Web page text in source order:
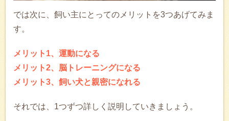
では次に、飼い主にとってのメリットを3つあげてみま
す。
メリット1、運動になる
メリット2、脳トレーニングになる
メリット3、飼い犬と親密になれる
それでは、1つずつ詳しく説明していきましょう。